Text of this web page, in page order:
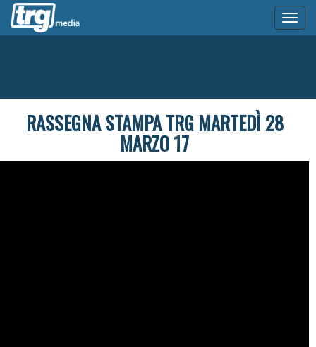
RASSEGNA STAMPA TRG MARTEDÌ 28
MARZO 17